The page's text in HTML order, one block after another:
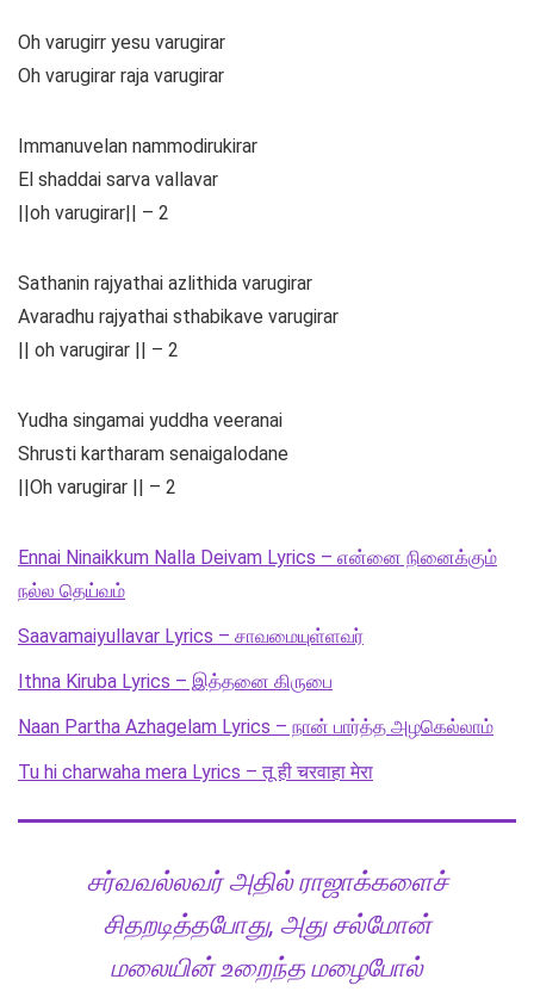
Oh varugirr yesu varugirar
Oh varugirar raja varugirar
Immanuvelan nammodirukirar
El shaddai sarva vallavar
||oh varugirar|| – 2
Sathanin rajyathai azlithida varugirar
Avaradhu rajyathai sthabikave varugirar
|| oh varugirar || – 2
Yudha singamai yuddha veeranai
Shrusti kartharam senaigalodane
||Oh varugirar || – 2
Ennai Ninaikkum Nalla Deivam Lyrics – என்னை நினைக்கும்
நல்ல தெய்வம்
Saavamaiyullavar Lyrics – சாவமையுள்ளவர்
Ithna Kiruba Lyrics – இத்தனை கிருபை
Naan Partha Azhagelam Lyrics – நான் பார்த்த அழகெல்லாம்
Tu hi charwaha mera Lyrics – तू ही चरवाहा मेरा
சர்வவல்லவர் அதில் ராஜாக்களைச்
சிதறடித்தபோது, அது சல்மோன்
மலையின் உறைந்த மழைபோல்